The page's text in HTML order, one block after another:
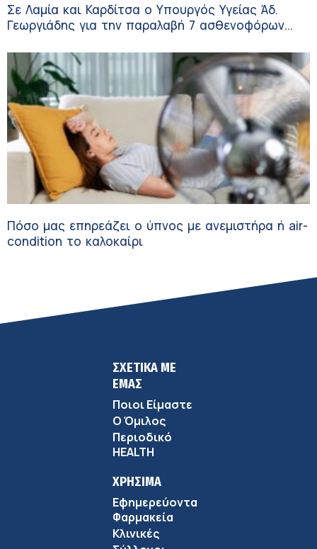
Σε Λαμία και Καρδίτσα ο Υπουργός Υγείας Άδ.
Γεωργιάδης για την παραλαβή 7 ασθενοφόρων
Πόσο μας επηρεάζει ο ύπνος με ανεμιστήρα ή air-
condition το καλοκαίρι
ΣΧΕΤΙΚΑ ΜΕ
ΕΜΑΣ
Ποιοι Είμαστε
Ο Όμιλος
Περιοδικό
HEALTH
ΧΡΗΣΙΜΑ
Εφημερεύοντα
Φαρμακεία
Κλινικές